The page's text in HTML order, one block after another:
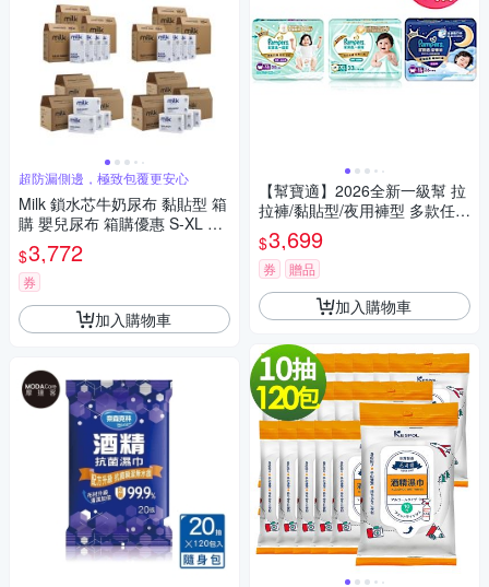
超防漏側邊，極致包覆更安心
Milk 鎖水芯牛奶尿布 黏貼型 箱
購 嬰兒尿布 箱購優惠 S-XL 多
款任選 3箱
$3,772
券
加入購物車
【幫寶適】2026全新一級幫 拉
拉褲/黏貼型/夜用褲型 多款任選
3箱
$3,699
券 贈品
加入購物車